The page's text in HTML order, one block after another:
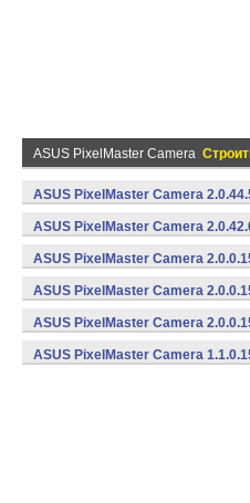
ASUS PixelMaster Camera
ASUS PixelMaster Camera
ASUS PixelMaster Camera
ASUS PixelMaster Camera
ASUS PixelMaster Camera
210020260 (Android)
ASUS PixelMaster Camera
ASUS PixelMaster Camera